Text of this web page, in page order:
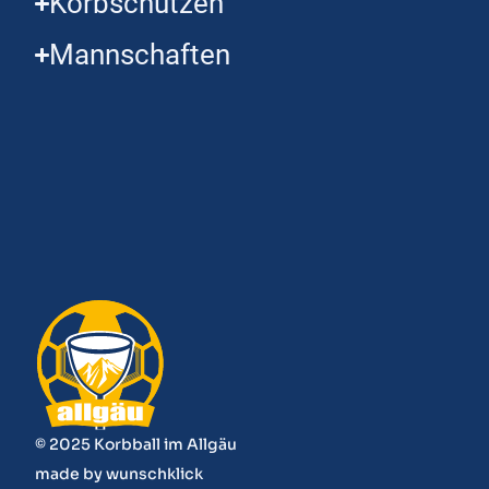
Mannschaften
© 2025 Korbball im Allgäu
made bywunschklick